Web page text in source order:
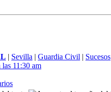
| Sevilla | Guardia Civil | Sucesos
11:30 am